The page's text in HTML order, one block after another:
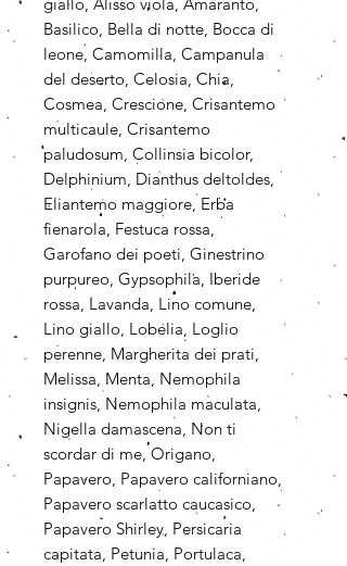
Basilico, Bella di notte, Bocca di
leone, Camomilla, Campanula
del deserto, Celosia, Chia,
Cosmea, Crescione, Crisantemo
multicaule, Crisantemo
paludosum, Collinsia bicolor,
Delphinium, Dianthus deltoldes,
Eliantemo maggiore, Erba
fienarola, Festuca rossa,
Garofano dei poeti, Ginestrino
purpureo, Gypsophila, Iberide
rossa, Lavanda, Lino comune,
Lino giallo, Lobelia, Loglio
perenne, Margherita dei prati,
Melissa, Menta, Nemophila
insignis, Nemophila maculata,
Nigella damascena, Non ti
scordar di me, Origano,
Papavero, Papavero californiano,
Papavero scarlatto caucasico,
Papavero Shirley, Persicaria
capitata, Petunia, Portulaca,